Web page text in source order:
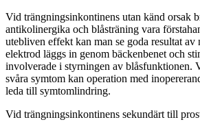
Vid trängningsinkontinens utan känd orsak
antikolinergika och blåsträning vara
utebliven effekt kan man se goda resultat av
elektrod läggs in genom bäckenbenet och
involverade i styrningen av blåsfunktionen.
svåra symtom kan operation med
leda till symtomlindring.
Vid trängningsinkontinens sekundärt till